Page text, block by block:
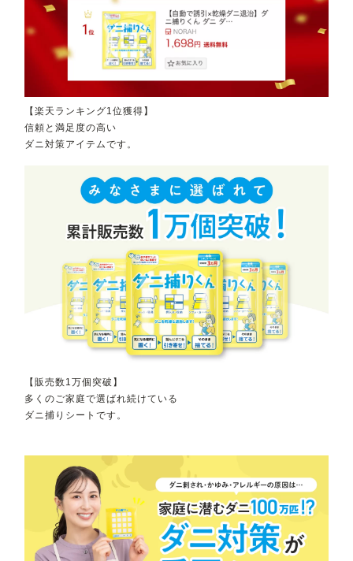
【楽天ランキング1位獲得】
信頼と満足度の高い
ダニ対策アイテムです。
【販売数1万個突破】
多くのご家庭で選ばれ続けている
ダニ捕りシートです。